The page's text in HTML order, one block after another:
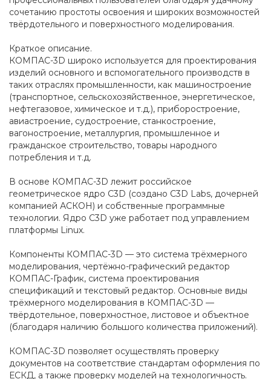
сочетанию простоты освоения и широких возможностей
твёрдотельного и поверхностного моделирования.
Краткое описание.
КОМПАС-3D широко используется для проектирования
изделий основного и вспомогательного производств в
таких отраслях промышленности, как машиностроение
(транспортное, сельскохозяйственное, энергетическое,
нефтегазовое, химическое и т.д.), приборостроение,
авиастроение, судостроение, станкостроение,
вагоностроение, металлургия, промышленное и
гражданское строительство, товары народного
потребления и т.д.
В основе КОМПАС-3D лежит российское
геометрическое ядро C3D (создано C3D Labs, дочерней
компанией АСКОН) и собственные программные
технологии. Ядро C3D уже работает под управлением
платформы Linux.
Компоненты КОМПАС-3D — это система трёхмерного
моделирования, чертёжно-графический редактор
КОМПАС-График, система проектирования
спецификаций и текстовый редактор. Основные виды
трёхмерного моделирования в КОМПАС-3D —
твёрдотельное, поверхностное, листовое и объектное
(благодаря наличию большого количества приложений).
КОМПАС-3D позволяет осуществлять проверку
документов на соответствие стандартам оформления по
ЕСКД, а также проверку моделей на технологичность.